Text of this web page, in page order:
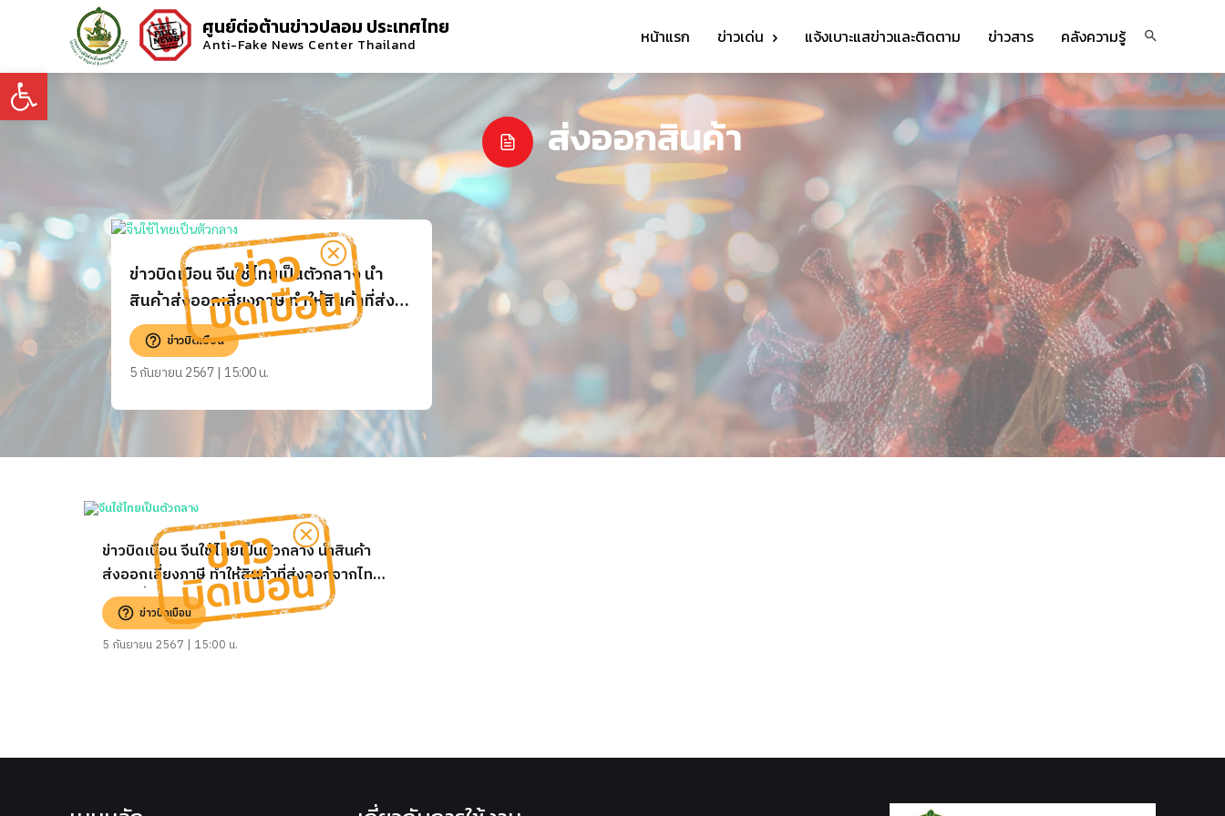
Open toolbar
ศูนย์ต่อต้านข่าวปลอม ประเทศไทย
Anti-Fake News Center Thailand หน้าแรก ข่าวเด่น แจ้งเบาะแสข่าวและติดตาม ข่าวสาร คลังความรู้
ส่งออกสินค้า
ข่าวบิดเบือน จีนใช้ไทยเป็นตัวกลาง นำ
สินค้าส่งออกเลี่ยงภาษี ทำให้สินค้าที่ส่ง
ออกจากไทยถูกปิดกั้นจากสหรัฐฯ และ
ยุโรปข่าวบิดเบือน
5 กันยายน 2567 | 15:00 น.
ข่าวบิดเบือน จีนใช้ไทยเป็นตัวกลาง นำสินค้า
ส่งออกเลี่ยงภาษี ทำให้สินค้าที่ส่งออกจากไทย
ถูกปิดกั้นจากสหรัฐฯ และยุโรป
ข่าวบิดเบือน
5 กันยายน 2567 | 15:00 น.